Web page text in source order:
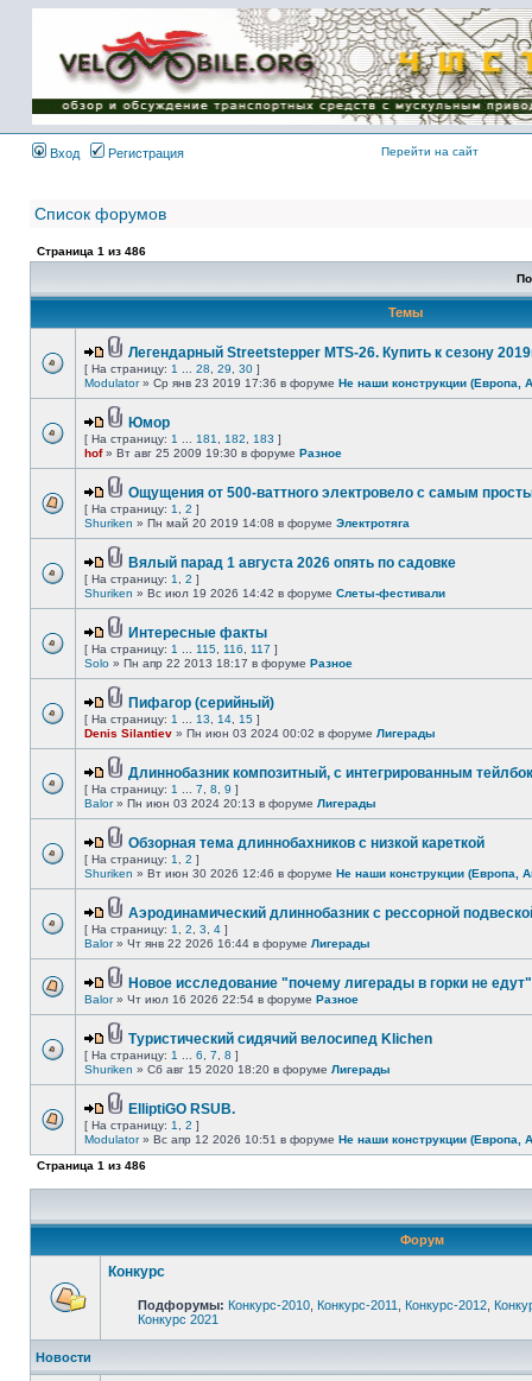
Имя пользователя:
Пароль:
{ LOG_ME_IN_SHORT
}
Вход
Регистрация Перейти на сайт
Список форумов
Страница 1 из 486
Темы
Легендарный Streetstepper MTS-26. Купить к сезону
[ На страницу: 1 28 29 30 ]
Modulator» Ср янв 23 2019 17:36 в форуме Не наши конструкции (Европа,
Юмор
[ На страницу: 1 181 182 183 ]
hof» Вт авг 25 2009 19:30 в форуме Разное
Ощущения от 500-ваттного электровело с самым
[ На страницу: 1 2 ]
Shuriken » Пн май 20 2019 14:08 в форуме Электротяга
Вялый парад 1 августа 2026 опять по садовке
[ На страницу: 1 2 ]
Shuriken » Вс июл 19 2026 14:42 в форуме Слеты-фестивали
Интересные факты
[ На страницу: 1 115 116 117 ]
Solo » Пн апр 22 2013 18:17 в форуме Разное
Пифагор (серийный)
[ На страницу: 1 13 14 15 ]
Denis Silantiev » Пн июн 03 2024 00:02 в форуме Лигерады
Длиннобазник композитный, с интегрированным
[ На страницу: 1 7 8 9 ]
Balor» Пн июн 03 2024 20:13 в форуме Лигерады
Обзорная тема длиннобахников с низкой кареткой
[ На страницу: 1 2 ]
Shuriken » Вт июн 30 2026 12:46 в форуме Не наши конструкции (Европа,
Аэродинамический длиннобазник с рессорной
[ На страницу: 1 2 3 4 ]
Balor» Чт янв 22 2026 16:44 в форуме Лигерады
Новое исследование "почему лигерады в горки не
Balor» Чт июл 16 2026 22:54 в форуме Разное
Туристический сидячий велосипед Klichen
[ На страницу: 1 6 7 8 ]
Shuriken » Сб авг 15 2020 18:20 в форуме Лигерады
ElliptiGO RSUB.
[ На страницу: 1 2 ]
Modulator» Вс апр 12 2026 10:51 в форуме Не наши конструкции (Европа,
Страница 1 из 486
Форум
Конкурс
Подфорумы: Конкурс-2010 Конкурс-2011 Конкурс-2012
Конкурс 2021
Новости